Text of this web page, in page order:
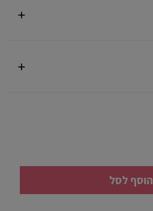
הוסף לסל